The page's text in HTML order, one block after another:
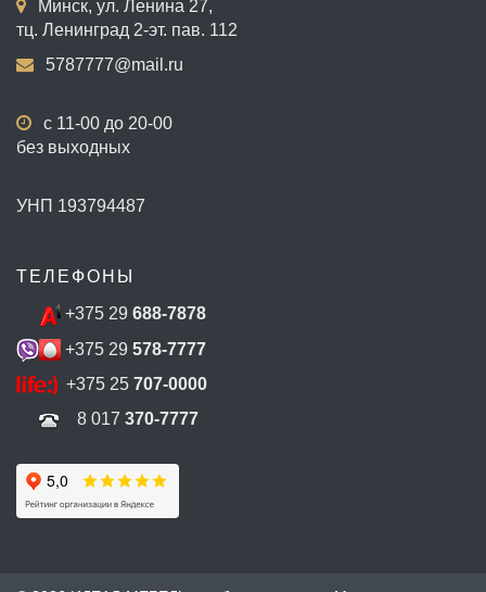
Минск, ул. Ленина 27,
тц. Ленинград 2-эт. пав. 112
5787777@mail.ru
с 11-00 до 20-00
без выходных
УНП 193794487
ТЕЛЕФОНЫ
+375 29 688-7878
+375 29 578-7777
+375 25 707-0000
8 017 370-7777